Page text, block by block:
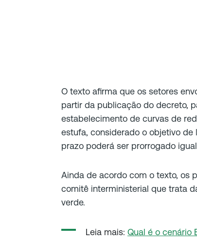
O texto afirma que os setores
partir da publicação do decreto,
estabelecimento de curvas de
estufa, considerado o objetivo de
prazo poderá ser prorrogado
Ainda de acordo com o texto, os
comitê interministerial que trata
verde.
Leia mais: Qual é o cenário